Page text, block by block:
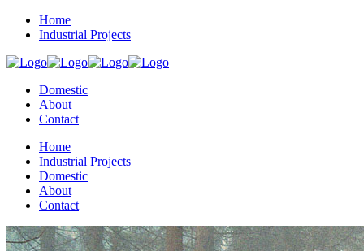
Home
Industrial Projects
Domestic
About
Contact
Home
Industrial Projects
Domestic
About
Contact